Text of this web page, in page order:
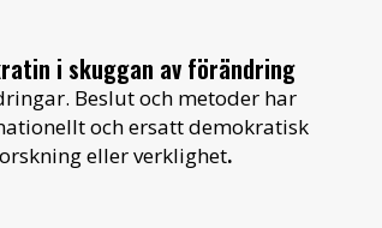
i skuggan av förändring
Beslut och metoder har
och ersatt demokratisk
eller verklighet.